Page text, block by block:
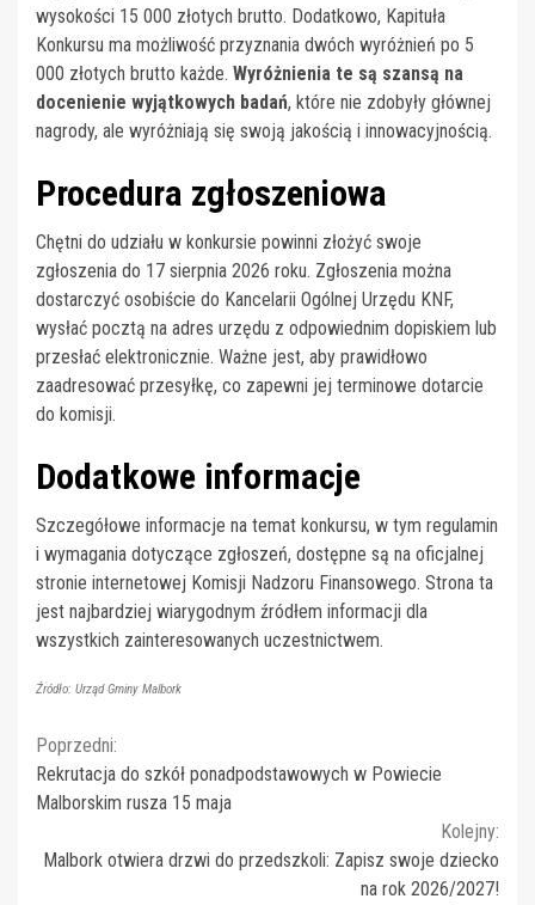
wysokości 15 000 złotych brutto. Dodatkowo, Kapituła
Konkursu ma możliwość przyznania dwóch wyróżnień po 5
000 złotych brutto każde. Wyróżnienia te są szansą na
docenienie wyjątkowych badań, które nie zdobyły głównej
nagrody, ale wyróżniają się swoją jakością i innowacyjnością.
Procedura zgłoszeniowa
Chętni do udziału w konkursie powinni złożyć swoje
zgłoszenia do 17 sierpnia 2026 roku. Zgłoszenia można
dostarczyć osobiście do Kancelarii Ogólnej Urzędu KNF,
wysłać pocztą na adres urzędu z odpowiednim dopiskiem lub
przesłać elektronicznie. Ważne jest, aby prawidłowo
zaadresować przesyłkę, co zapewni jej terminowe dotarcie
do komisji.
Dodatkowe informacje
Szczegółowe informacje na temat konkursu, w tym regulamin
i wymagania dotyczące zgłoszeń, dostępne są na oficjalnej
stronie internetowej Komisji Nadzoru Finansowego. Strona ta
jest najbardziej wiarygodnym źródłem informacji dla
wszystkich zainteresowanych uczestnictwem.
Źródło: Urząd Gminy Malbork
Continue
Reading
Poprzedni:
Rekrutacja do szkół ponadpodstawowych w Powiecie
Malborskim rusza 15 maja
Kolejny:
Malbork otwiera drzwi do przedszkoli: Zapisz swoje dziecko
na rok 2026/2027!